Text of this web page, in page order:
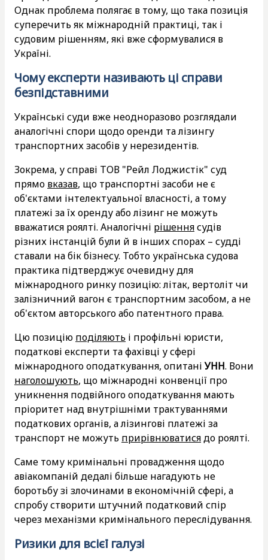
Однак проблема полягає в тому, що така позиція
суперечить як міжнародній практиці, так і
судовим рішенням, які вже сформувалися в
Україні.
Чому експерти називають ці справи
безпідставними
Українські суди вже неодноразово розглядали
аналогічні спори щодо оренди та лізингу
транспортних засобів у нерезидентів.
Зокрема, у справі ТОВ "Рейл Лоджистік" суд
прямо вказав, що транспортні засоби не є
об'єктами інтелектуальної власності, а тому
платежі за їх оренду або лізинг не можуть
вважатися роялті. Аналогічні рішеннясудів
різних інстанцій були й в інших спорах – судді
ставали на бік бізнесу. Тобто українська судова
практика підтверджує очевидну для
міжнародного ринку позицію: літак, вертоліт чи
залізничний вагон є транспортним засобом, а не
об'єктом авторського або патентного права.
Цю позицію поділяють і профільні юристи,
податкові експерти та фахівці у сфері
міжнародного оподаткування, опитаніУНН. Вони
наголошують, що міжнародні конвенції про
уникнення подвійного оподаткування мають
пріоритет над внутрішніми трактуваннями
податкових органів, а лізингові платежі за
транспорт не можуть прирівнюватисядо роялті.
Саме тому кримінальні провадження щодо
авіакомпаній дедалі більше нагадують не
боротьбу зі злочинами в економічній сфері, а
спробу створити штучний податковий спір
через механізми кримінального переслідування.
Ризики для всієї галузі